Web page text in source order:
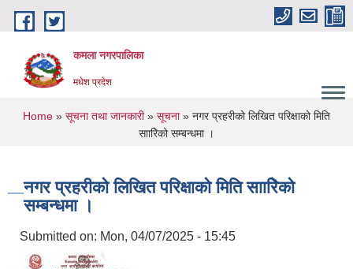
Skip to main content
कमला नगरपालिका
मधेश प्रदेश
You are here
Home » सूचना तथा जानकारी» सूचना» नगर प्रहरीको लिखित परिक्षाको मिति
साारिेको सम्बन्धमा ।
नगर प्रहरीको लिखित परिक्षाको मिति साारिेको
सम्बन्धमा ।
Submitted on: Mon, 04/07/2025 - 15:45